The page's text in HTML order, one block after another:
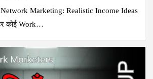
Marketing: Realistic Income Ideas
कोई Work…